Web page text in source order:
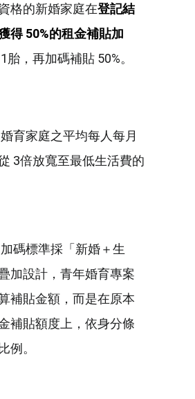
格的新婚家庭在登記結
得 50%的租金補貼加
胎，再加碼補貼 50%。
育家庭之平均每人每月
3倍放寬至最低生活費的
加碼標準採「新婚＋生
加設計，青年婚育專案
補貼金額，而是在原本
補貼額度上，依身分條
例。